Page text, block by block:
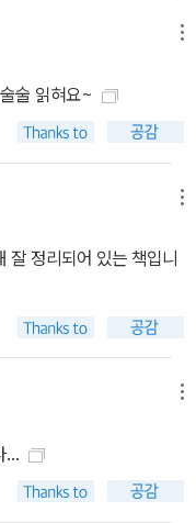
술 읽혀요~
잘 정리되어 있는 책입니
...